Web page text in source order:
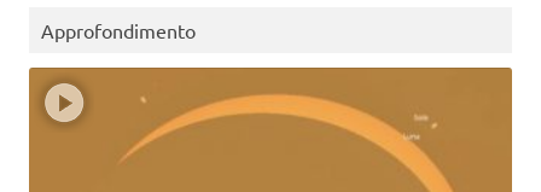
Approfondimento